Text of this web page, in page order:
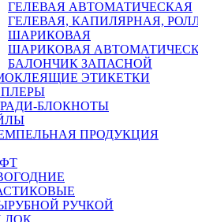
ГЕЛЕВАЯ АВТОМАТИЧЕСКАЯ
ГЕЛЕВАЯ, КАПИЛЯРНАЯ,
ШАРИКОВАЯ
ШАРИКОВАЯ
БАЛОНЧИК ЗАПАСНОЙ
ЭТИКЕТКИ
БЛОКНОТЫ
ПРОДУКЦИЯ
РУЧКОЙ